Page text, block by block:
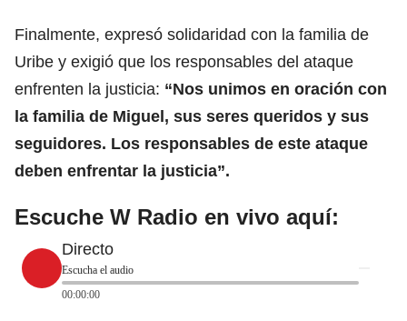
Finalmente, expresó solidaridad con la familia de
Uribe y exigió que los responsables del ataque
enfrenten la justicia: “Nos unimos en oración con
la familia de Miguel, sus seres queridos y sus
seguidores. Los responsables de este ataque
deben enfrentar la justicia”.
Escuche W Radio en vivo aquí:
Directo
Escucha el audio
00:00:00